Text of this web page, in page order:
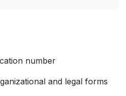
number
and legal forms